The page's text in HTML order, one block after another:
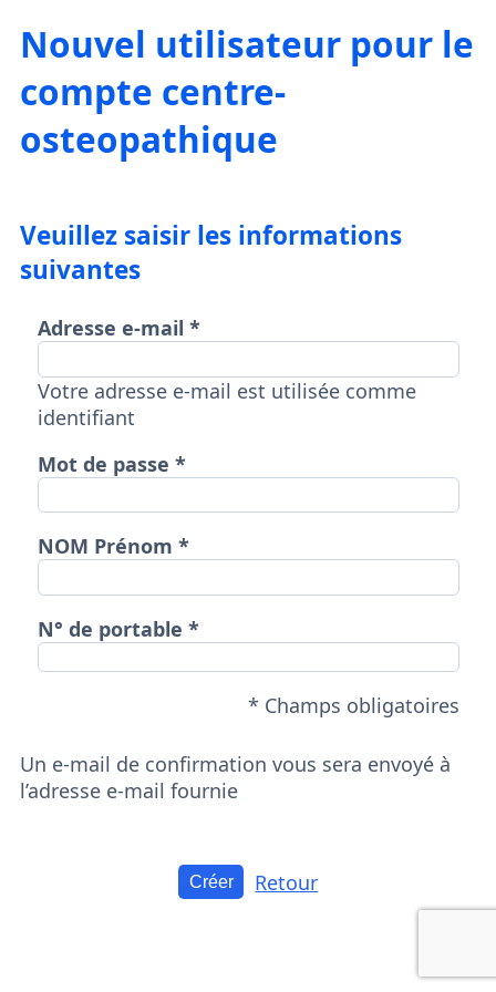
Nouvel utilisateur pour le
compte centre-
osteopathique
Veuillez saisir les informations
suivantes
Adresse e-mail
Votre adresse e-mail est utilisée comme
identifiant
Mot de passe
NOM Prénom
N° de portable
* Champs obligatoires
Un e-mail de confirmation vous sera envoyé à
l’adresse e-mail fournie
Retour